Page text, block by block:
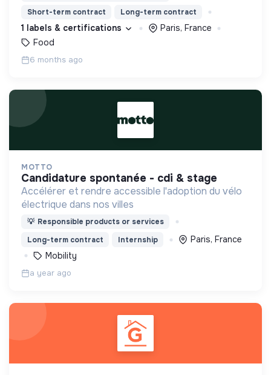
Short-term contract
Long-term contract
1 labels & certifications
Paris, France
Food
6 months ago
MOTTO
candidature spontanée - cdi & stage
Accélérer et rendre accessible l'adoption du vélo
électrique dans nos villes
💡 Responsible products or services
Long-term contract
Internship
Paris, France
Mobility
a year ago